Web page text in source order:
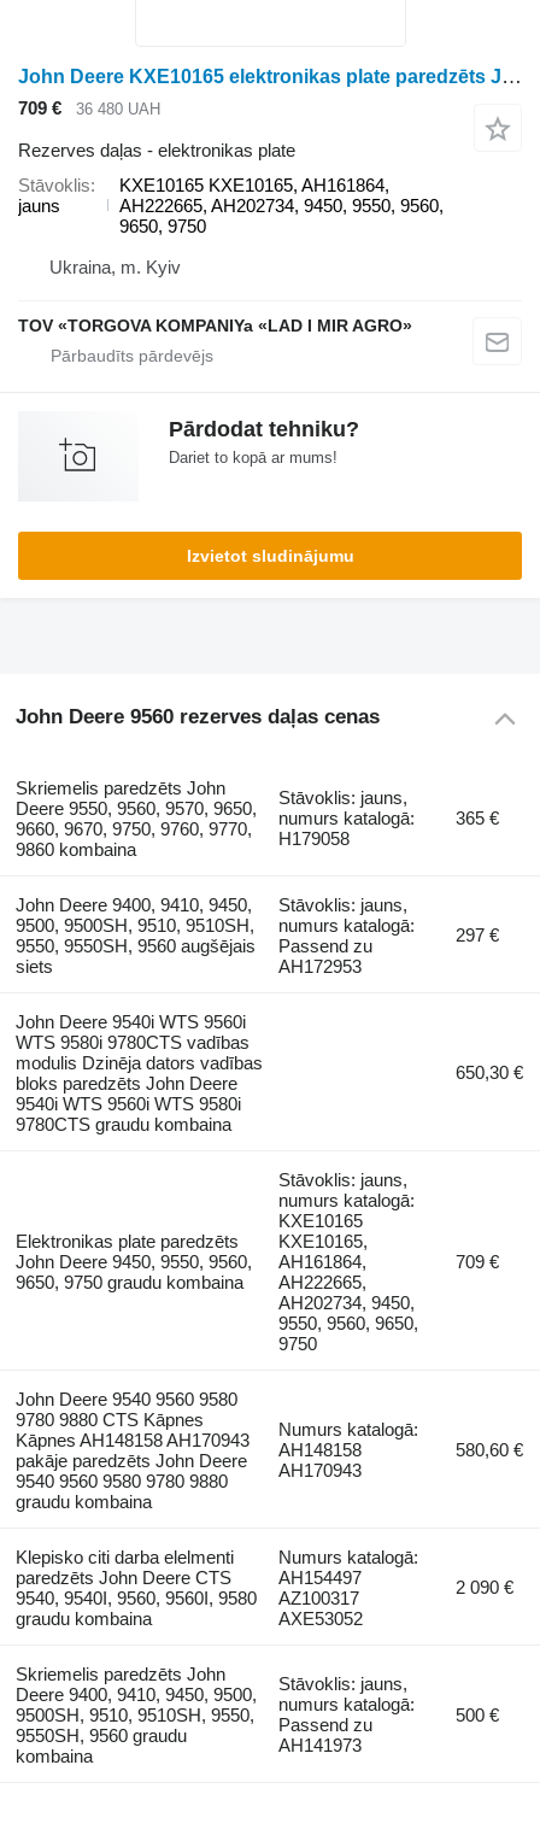
John Deere KXE10165 elektronikas plate paredzēts John Deere 9450, 9550, 9560, 9650, 9750 graudu kombaina
709 € 36 480 UAH
Rezerves daļas - elektronikas plate
Stāvoklis
jauns
KXE10165 KXE10165, AH161864,
AH222665, AH202734, 9450, 9550, 9560,
9650, 9750
Ukraina, m. Kyiv
TOV «TORGOVA KOMPANIYa «LAD I MIR AGRO»
Pārdodat tehniku?
Dariet to kopā ar mums!
Izvietot sludinājumu
John Deere 9560 rezerves daļas cenas
Skriemelis paredzēts John
Deere 9550, 9560, 9570, 9650,
9660, 9670, 9750, 9760, 9770,
9860 kombaina
Stāvoklis: jauns,
numurs katalogā:
H179058
365 €
John Deere 9400, 9410, 9450,
9500, 9500SH, 9510, 9510SH,
9550, 9550SH, 9560 augšējais
siets
Stāvoklis: jauns,
numurs katalogā:
Passend zu
AH172953
297 €
John Deere 9540i WTS 9560i
WTS 9580i 9780CTS vadības
modulis Dzinēja dators vadības
bloks paredzēts John Deere
9540i WTS 9560i WTS 9580i
9780CTS graudu kombaina
650,30 €
Elektronikas plate paredzēts
John Deere 9450, 9550, 9560,
9650, 9750 graudu kombaina
Stāvoklis: jauns,
numurs katalogā:
KXE10165
KXE10165,
AH161864,
AH222665,
AH202734, 9450,
9550, 9560, 9650,
9750
709 €
John Deere 9540 9560 9580
9780 9880 CTS Kāpnes
Kāpnes AH148158 AH170943
pakāje paredzēts John Deere
9540 9560 9580 9780 9880
graudu kombaina
Numurs katalogā:
AH148158
AH170943
580,60 €
Klepisko citi darba elelmenti
paredzēts John Deere CTS
9540, 9540I, 9560, 9560I, 9580
graudu kombaina
Numurs katalogā:
AH154497
AZ100317
AXE53052
2 090 €
Skriemelis paredzēts John
Deere 9400, 9410, 9450, 9500,
9500SH, 9510, 9510SH, 9550,
9550SH, 9560 graudu
kombaina
Stāvoklis: jauns,
numurs katalogā:
Passend zu
AH141973
500 €